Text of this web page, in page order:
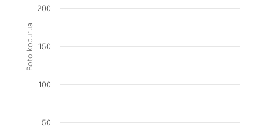
Boto kopurua
50
100
150
200